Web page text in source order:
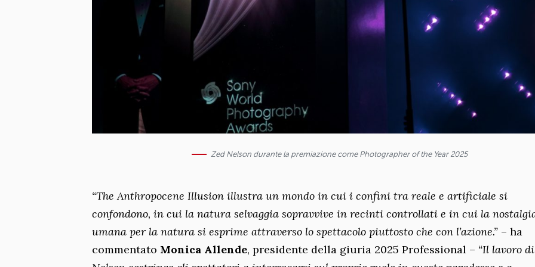
Zed Nelson durante la premiazione come Photographer of the Year 2025
“The Anthropocene Illusion illustra un mondo in cui i confini tra reale e artificiale si
confondono, in cui la natura selvaggia sopravvive in recinti controllati e in cui la
umana per la natura si esprime attraverso lo spettacolo piuttosto che con l’azione.” – ha
commentato Monica Allende, presidente della giuria 2025 Professional – “Il lavoro di